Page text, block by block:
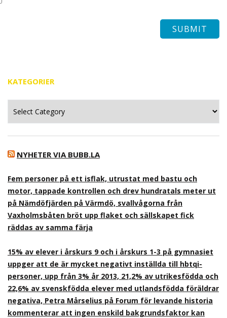
KATEGORIER
NYHETER VIA BUBB.LA
Fem personer på ett isflak, utrustat med bastu och
motor, tappade kontrollen och drev hundratals meter ut
på Nämdöfjärden på Värmdö, svallvågorna från
Vaxholmsbåten bröt upp flaket och sällskapet fick
räddas av samma färja
15% av elever i årskurs 9 och i årskurs 1-3 på gymnasiet
uppger att de är mycket negativt inställda till hbtqi-
personer, upp från 3% år 2013, 21,2% av utrikesfödda och
22,6% av svenskfödda elever med utlandsfödda föräldrar
negativa, Petra Mårselius på Forum för levande historia
kommenterar att ingen enskild bakgrundsfaktor kan